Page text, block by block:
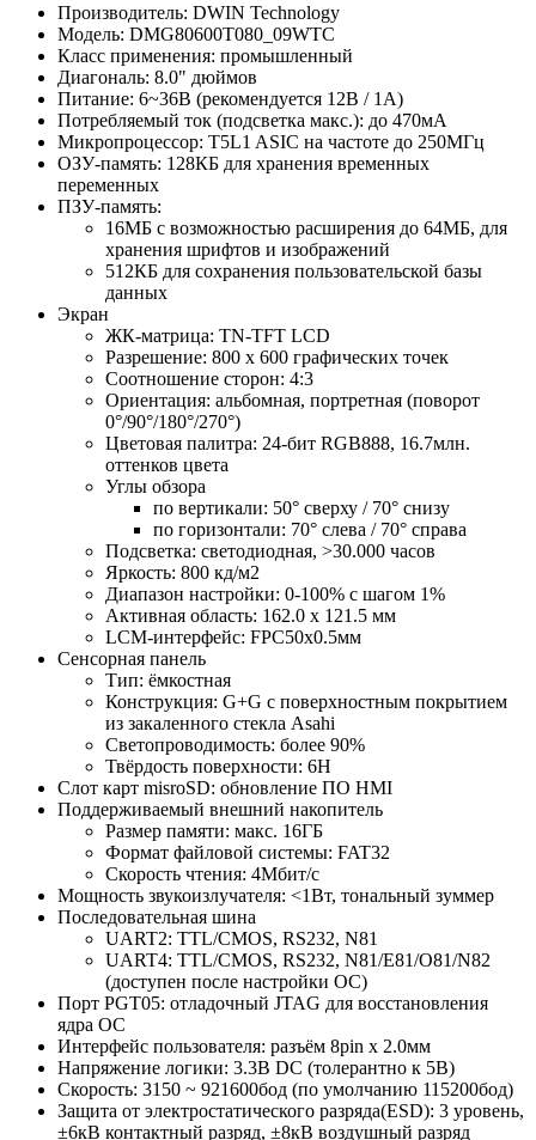
Производитель: DWIN Technology
Модель: DMG80600T080_09WTC
Класс применения: промышленный
Диагональ: 8.0" дюймов
Питание: 6~36В (рекомендуется 12В / 1А)
Потребляемый ток (подсветка макс.): до 470мА
Микропроцессор: T5L1 ASIC на частоте до 250МГц
ОЗУ-память: 128КБ для хранения временных
переменных
ПЗУ-память:
16МБ с возможностью расширения до 64МБ, для
хранения шрифтов и изображений
512КБ для сохранения пользовательской базы
данных
Экран
ЖК-матрица: TN-TFT LCD
Разрешение: 800 х 600 графических точек
Соотношение сторон: 4:3
Ориентация: альбомная, портретная (поворот
0°/90°/180°/270°)
Цветовая палитра: 24-бит RGB888, 16.7млн.
оттенков цвета
Углы обзора
по вертикали: 50° сверху / 70° снизу
по горизонтали: 70° слева / 70° справа
Подсветка: светодиодная, >30.000 часов
Яркость: 800 кд/м2
Диапазон настройки: 0-100% с шагом 1%
Активная область: 162.0 х 121.5 мм
LCM-интерфейс: FPC50x0.5мм
Сенсорная панель
Тип: ёмкостная
Конструкция: G+G с поверхностным покрытием
из закаленного стекла Asahi
Светопроводимость: более 90%
Твёрдость поверхности: 6H
Слот карт misroSD: обновление ПО HMI
Поддерживаемый внешний накопитель
Размер памяти: макс. 16ГБ
Формат файловой системы: FAT32
Скорость чтения: 4Мбит/с
Мощность звукоизлучателя: <1Вт, тональный зуммер
Последовательная шина
UART2: TTL/CMOS, RS232, N81
UART4: TTL/CMOS, RS232, N81/E81/O81/N82
(доступен после настройки ОС)
Порт PGT05: отладочный JTAG для восстановления
ядра ОС
Интерфейс пользователя: разъём 8pin х 2.0мм
Напряжение логики: 3.3В DC (толерантно к 5В)
Скорость: 3150 ~ 921600бод (по умолчанию 115200бод)
Защита от электростатического разряда(ESD): 3 уровень,
±6кВ контактный разряд, ±8кВ воздушный разряд